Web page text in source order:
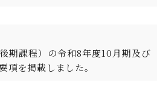
期課程）の令和8年度10月期及び
項を掲載しました。